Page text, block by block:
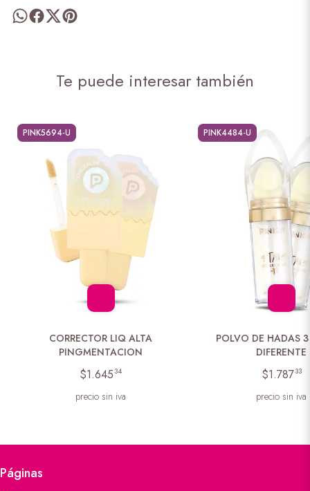
Te puede interesar también
PINK5694-U
CORRECTOR LIQ ALTA
PINGMENTACION
$1.645 34
precio sin iva
PINK4484-U
POLVO DE HADAS
DIFERENTE
$1.78733
precio sin iva
Páginas